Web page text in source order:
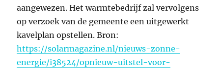
aangewezen. ​Het warmtebedrijf zal vervolgens
op verzoek van de gemeente een uitgewerkt
kavelplan opstellen. ​Bron:
https://solarmagazine.nl/nieuws-zonne-
energie/i38524/opnieuw-uitstel-voor-